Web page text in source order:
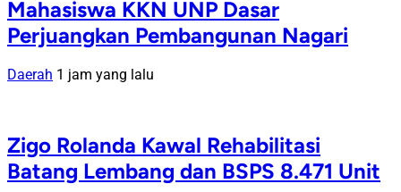
Mahasiswa KKN UNP Dasar
Perjuangkan Pembangunan Nagari
Daerah 1 jam yang lalu
Zigo Rolanda Kawal Rehabilitasi
Batang Lembang dan BSPS 8.471 Unit